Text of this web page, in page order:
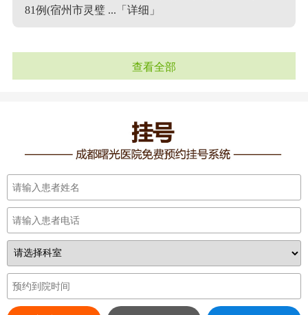
81例(宿州市灵璧 ... 「详细」
查看全部